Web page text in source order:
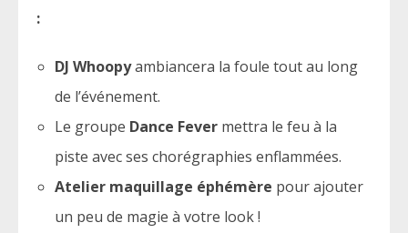
:
DJ Whoopyambiancera la foule tout au long
de l’événement.
Le groupe Dance Fever mettra le feu à la
piste avec ses chorégraphies enflammées.
Atelier maquillage éphémère pour ajouter
un peu de magie à votre look !